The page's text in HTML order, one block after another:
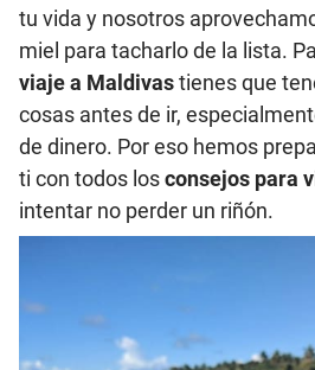
tu vida y nosotros
miel para tacharlo de la lista.
viaje a Maldivastienes que
cosas antes de ir,
de dinero. Por eso hemos
ti con todos losconsejos para
intentar no perder un riñón.